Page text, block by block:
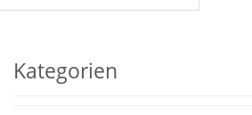
Kategorien